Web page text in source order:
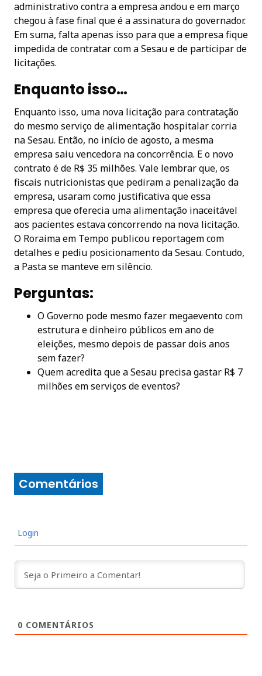
administrativo contra a empresa andou e em março
chegou à fase final que é a assinatura do governador.
Em suma, falta apenas isso para que a empresa fique
impedida de contratar com a Sesau e de participar de
licitações.
Enquanto isso…
Enquanto isso, uma nova licitação para contratação
do mesmo serviço de alimentação hospitalar corria
na Sesau. Então, no início de agosto, a mesma
empresa saiu vencedora na concorrência. E o novo
contrato é de R$ 35 milhões. Vale lembrar que, os
fiscais nutricionistas que pediram a penalização da
empresa, usaram como justificativa que essa
empresa que oferecia uma alimentação inaceitável
aos pacientes estava concorrendo na nova licitação.
O Roraima em Tempo publicou reportagem com
detalhes e pediu posicionamento da Sesau. Contudo,
a Pasta se manteve em silêncio.
Perguntas:
O Governo pode mesmo fazer megaevento com
estrutura e dinheiro públicos em ano de
eleições, mesmo depois de passar dois anos
sem fazer?
Quem acredita que a Sesau precisa gastar R$ 7
milhões em serviços de eventos?
Comentários
Login
0 COMENTÁRIOS